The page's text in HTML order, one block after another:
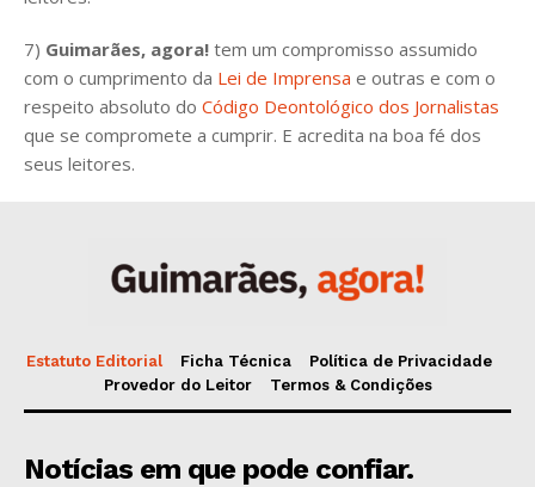
Institucional
Artigos
Edição Digital
Europa
Quero ser Assinante
7) Guimarães, agora! tem um compromisso assumido
com o cumprimento da Lei de Imprensa e outras e com o
respeito absoluto do Código Deontológico dos Jornalistas
que se compromete a cumprir. E acredita na boa fé dos
seus leitores.
Estatuto Editorial Ficha Técnica
Política de Privacidade
Provedor do Leitor
Termos & Condições
Notícias em que pode confiar.